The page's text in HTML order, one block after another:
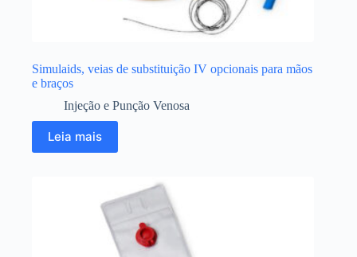
Simulaids, veias de substituição IV opcionais para mãos
e braços
Injeção e Punção Venosa
Leia mais